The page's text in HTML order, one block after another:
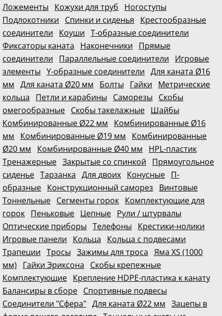
Ложементы
Кожухи для труб
Ногоступы
Подлокотники
Спинки и сиденья
Крестообразные
соединители
Коуши Т-образные соединители
Фиксаторы каната
Наконечники
Прямые
соединители
Параллельные соединители
Игровые
элементы Y-образные соединители Для каната Ø16
мм Для каната Ø20 мм Болты Гайки
Метрические
кольца
Петли и карабины Саморезы
Скобы
омегообразные Скобы такелажные Шайбы
Комбинированные Ø22 мм
Комбинированные Ø16
мм
Комбинированные Ø19 мм
Комбинированные
Ø20 мм
Комбинированные Ø40 мм
HPL-пластик
Тренажерные Закрытые со спинкой
Прямоугольное
сиденье Тарзанка Для двоих Конусные П-
образные Конструкционный саморез
Винтовые
Тоннельные Сегменты горок Комплектующие для
горок Пеньковые Цепные Рули / штурвалы
Оптические приборы Телефоны
Крестики-нолики
Игровые панели
Кольца
Кольца с подвесами
Трапеции Тросы Зажимы для троса Яма XS (1000
мм)
Гайки Эриксона
Скобы крепежные
Комплектующие Крепление HDPE-пластика к канату
Балансиры в сборе Спортивные подвесы
Соединители "Сфера" Для каната Ø22 мм Зацепы в